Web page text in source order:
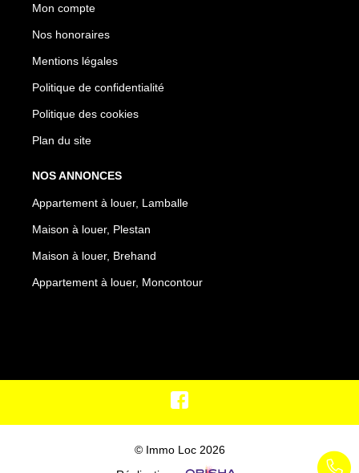
Mon compte
Nos honoraires
Mentions légales
Politique de confidentialité
Politique des cookies
Plan du site
NOS ANNONCES
Appartement à louer, Lamballe
Maison à louer, Plestan
Maison à louer, Brehand
Appartement à louer, Moncontour
© Immo Loc 2026